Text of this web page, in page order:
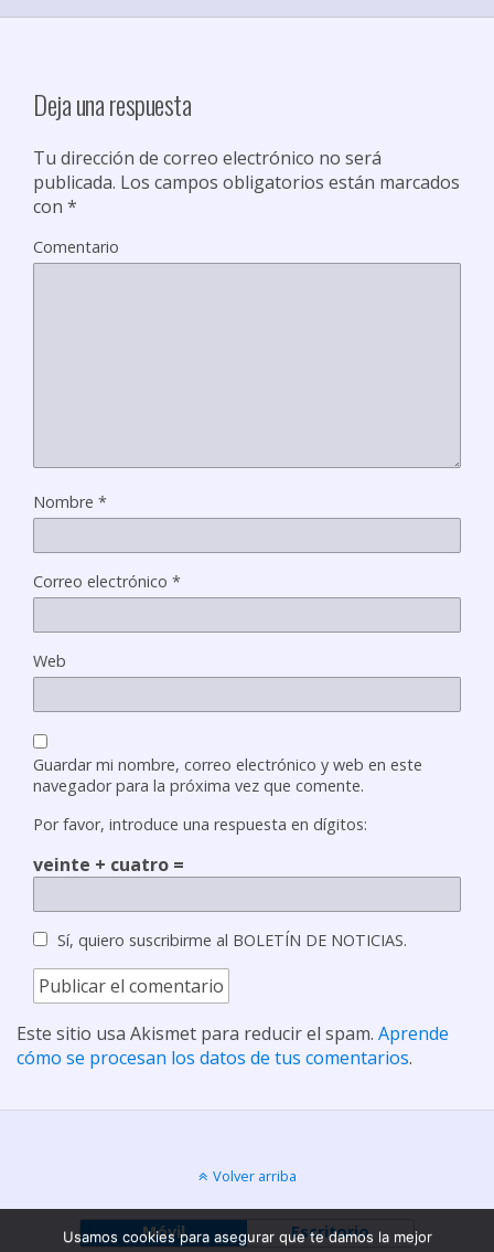
t
Deja una respuesta
Tu dirección de correo electrónico no será
publicada. Los campos obligatorios están marcados
con *
Comentario
Nombre *
Correo electrónico *
Web
Guardar mi nombre, correo electrónico y web en este
navegador para la próxima vez que comente.
Por favor, introduce una respuesta en dígitos:
veinte + cuatro =
Sí, quiero suscribirme al BOLETÍN DE NOTICIAS.
Este sitio usa Akismet para reducir el spam. Aprende
cómo se procesan los datos de tus comentarios.
Volver arriba
Móvil Escritorio
Usamos cookies para asegurar que te damos la mejor